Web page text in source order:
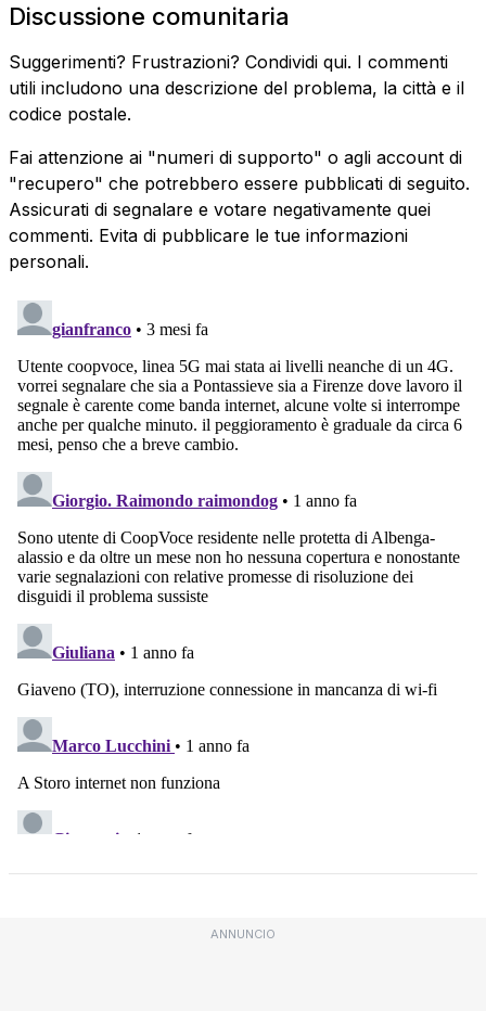
Discussione comunitaria
Suggerimenti? Frustrazioni? Condividi qui. I commenti
utili includono una descrizione del problema, la città e il
codice postale.
Fai attenzione ai "numeri di supporto" o agli account di
"recupero" che potrebbero essere pubblicati di seguito.
Assicurati di segnalare e votare negativamente quei
commenti. Evita di pubblicare le tue informazioni
personali.
ANNUNCIO